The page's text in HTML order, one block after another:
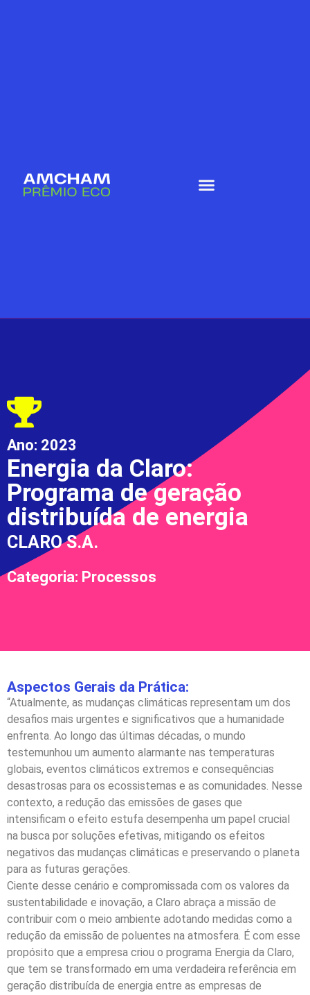
Ano: 2023
Energia da Claro:
Programa de geração
distribuída de energia
CLARO S.A.
Categoria: Processos
Aspectos Gerais da Prática:
“Atualmente, as mudanças climáticas representam um dos
desafios mais urgentes e significativos que a humanidade
enfrenta. Ao longo das últimas décadas, o mundo
testemunhou um aumento alarmante nas temperaturas
globais, eventos climáticos extremos e consequências
desastrosas para os ecossistemas e as comunidades. Nesse
contexto, a redução das emissões de gases que
intensificam o efeito estufa desempenha um papel crucial
na busca por soluções efetivas, mitigando os efeitos
negativos das mudanças climáticas e preservando o planeta
para as futuras gerações.
Ciente desse cenário e compromissada com os valores da
sustentabilidade e inovação, a Claro abraça a missão de
contribuir com o meio ambiente adotando medidas como a
redução da emissão de poluentes na atmosfera. É com esse
propósito que a empresa criou o programa Energia da Claro,
que tem se transformado em uma verdadeira referência em
geração distribuída de energia entre as empresas de